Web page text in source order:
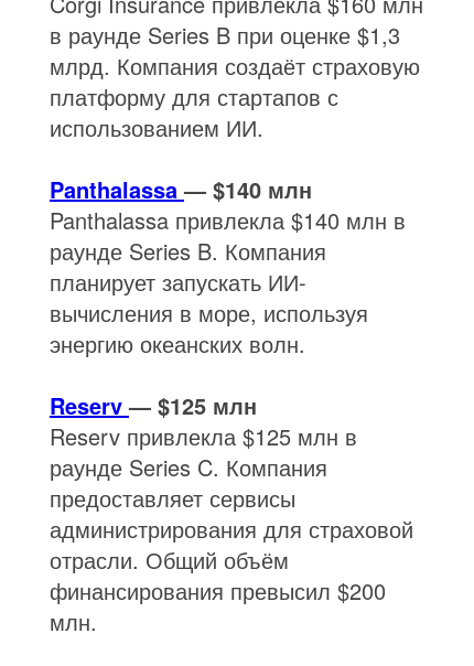
в раунде Series B при оценке $1,3
млрд. Компания создаёт страховую
платформу для стартапов с
использованием ИИ.
Panthalassa— $140 млн
Panthalassa привлекла $140 млн в
раунде Series B. Компания
планирует запускать ИИ-
вычисления в море, используя
энергию океанских волн.
Reserv— $125 млн
Reserv привлекла $125 млн в
раунде Series C. Компания
предоставляет сервисы
администрирования для страховой
отрасли. Общий объём
финансирования превысил $200
млн.